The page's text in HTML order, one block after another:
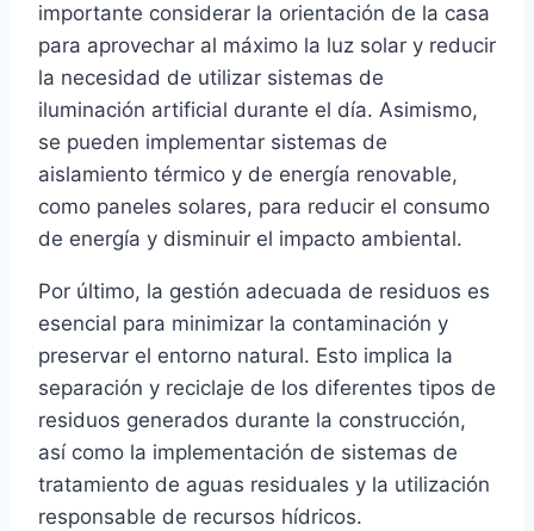
importante considerar la orientación de la casa
para aprovechar al máximo la luz solar y reducir
la necesidad de utilizar sistemas de
iluminación artificial durante el día. Asimismo,
se pueden implementar sistemas de
aislamiento térmico y de energía renovable,
como paneles solares, para reducir el consumo
de energía y disminuir el impacto ambiental.
Por último, la gestión adecuada de residuos es
esencial para minimizar la contaminación y
preservar el entorno natural. Esto implica la
separación y reciclaje de los diferentes tipos de
residuos generados durante la construcción,
así como la implementación de sistemas de
tratamiento de aguas residuales y la utilización
responsable de recursos hídricos.